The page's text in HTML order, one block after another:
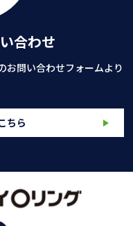
合わせ
お問い合わせフォームより
ちら